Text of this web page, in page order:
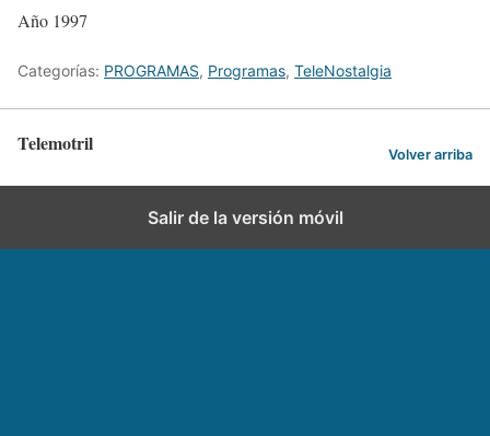
Año 1997
Categorías: PROGRAMAS, Programas, TeleNostalgia
Telemotril Volver arriba
Salir de la versión móvil